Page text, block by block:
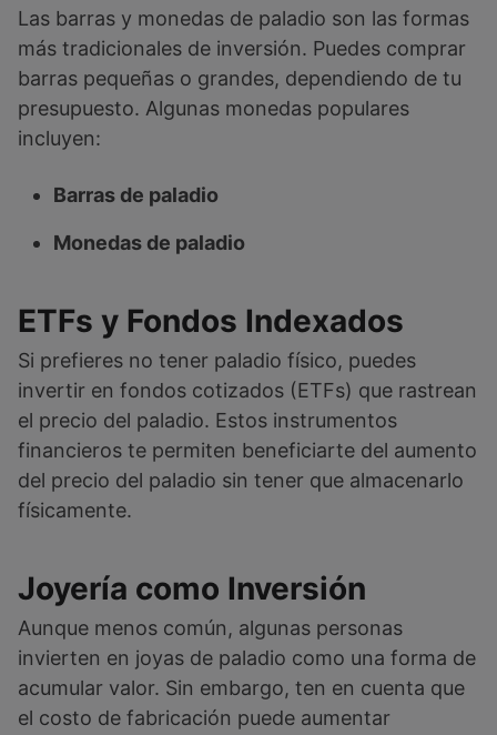
Las barras y monedas de paladio son las formas
más tradicionales de inversión. Puedes comprar
barras pequeñas o grandes, dependiendo de tu
presupuesto. Algunas monedas populares
incluyen:
Barras de paladio
Monedas de paladio
ETFs y Fondos Indexados
Si prefieres no tener paladio físico, puedes
invertir en fondos cotizados (ETFs) que rastrean
el precio del paladio. Estos instrumentos
financieros te permiten beneficiarte del aumento
del precio del paladio sin tener que almacenarlo
físicamente.
Joyería como Inversión
Aunque menos común, algunas personas
invierten en joyas de paladio como una forma de
acumular valor. Sin embargo, ten en cuenta que
el costo de fabricación puede aumentar